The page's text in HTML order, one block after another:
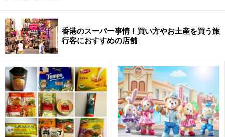
ださい。
香港のスーパー事情！買い方やお土産を買う旅
行客におすすめの店舗